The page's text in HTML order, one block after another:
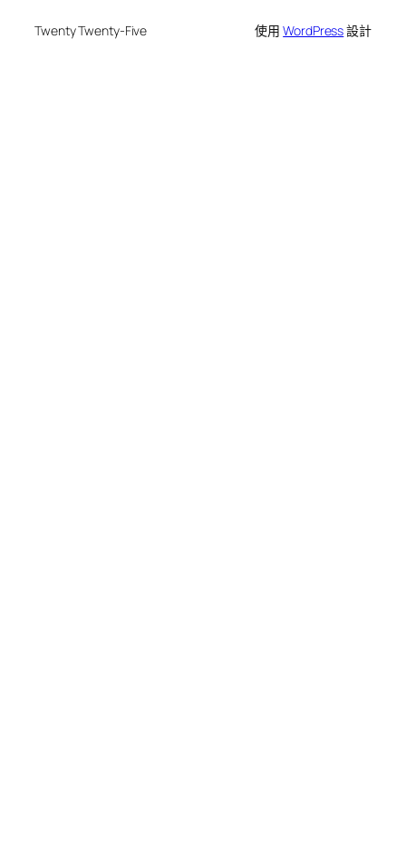
Twenty Twenty-Five 使用WordPress設計